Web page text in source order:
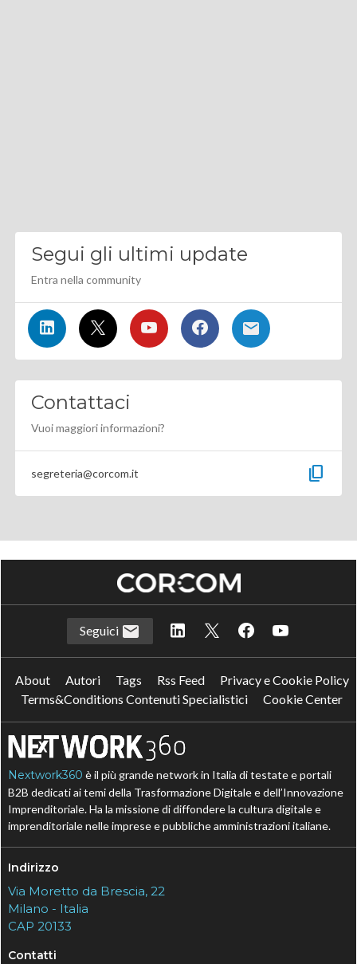
Segui gli ultimi update
Entra nella community
Contattaci
Vuoi maggiori informazioni?
segreteria@corcom.it content_copy
Seguici
About Autori Tags Rss Feed
Privacy e Cookie Policy
Terms&Conditions Contenuti Specialistici
Cookie Center
Nextwork360 è il più grande network in Italia di testate e portali
B2B dedicati ai temi della Trasformazione Digitale e dell’Innovazione
Imprenditoriale. Ha la missione di diffondere la cultura digitale e
imprenditoriale nelle imprese e pubbliche amministrazioni italiane.
Indirizzo
Via Moretto da Brescia, 22
Milano - Italia
CAP 20133
Contatti